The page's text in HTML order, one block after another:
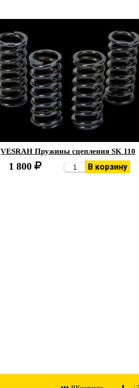
VESRAH Пружины сцепления SK 110
1 800 В корзину